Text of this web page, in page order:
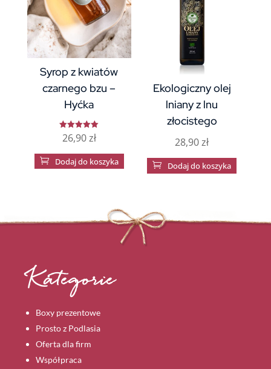
Syrop z kwiatów
czarnego bzu –
Hyćka
Oceniono
5.00
26,90zł
 Dodaj do koszyka
Ekologiczny olej
lniany z lnu
złocistego
28,90zł
 Dodaj do koszyka
Kategorie
Boxy prezentowe
Prosto z Podlasia
Oferta dla firm
Współpraca